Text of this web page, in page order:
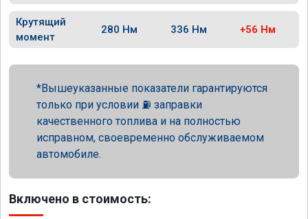
Крутящий
момент
280 Нм 336 Нм +56 Нм
Вышеуказанные показатели гарантируются
только при условии ⛽ заправки
качественного топлива и на полностью
исправном, своевременно обслуживаемом
автомобиле.
Включено в стоимость: